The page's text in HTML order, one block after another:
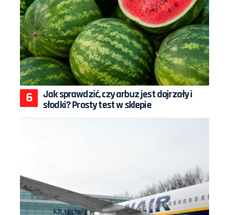
Jak sprawdzić, czy arbuz jest dojrzały i
słodki? Prosty test w sklepie